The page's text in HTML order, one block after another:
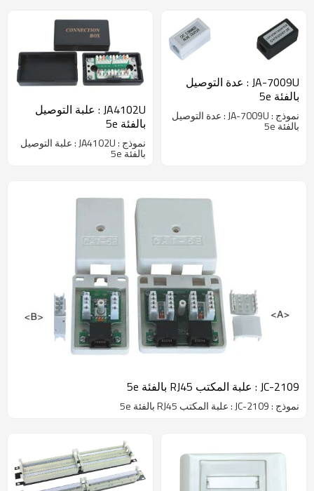
JA-7009U : عدة التوصيل
بالفئة 5e
نموذج : JA-7009U : عدة التوصيل
بالفئة 5e
JA4102U : علبة التوصيل
بالفئة 5e
نموذج : JA4102U : علبة التوصيل
بالفئة 5e
JC-2109 : علبة المكتب RJ45 بالفئة 5e
نموذج : JC-2109 : علبة المكتب RJ45 بالفئة 5e